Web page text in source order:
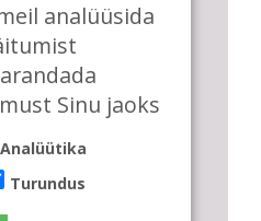
olemisele,
ja
meie
tuled kustutada,
silmade
oleme õigel teel!
analüüsida
Sinu jaoks
Analüütika
Turundus